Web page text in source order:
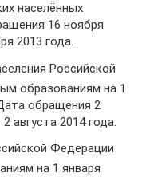
населённых
16 ноября
2013 года.
Российской
образованиям на 1
обращения 2
августа 2014 года.
Федерации
на 1 января